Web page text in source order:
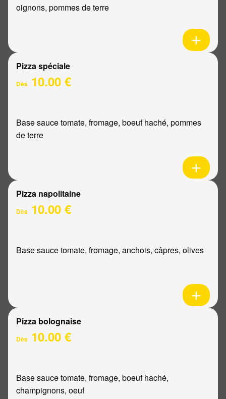
oignons, pommes de terre
Pizza spéciale
Dès 10.00 €
Base sauce tomate, fromage, boeuf haché, pommes
de terre
Pizza napolitaine
Dès 10.00 €
Base sauce tomate, fromage, anchois, câpres, olives
Pizza bolognaise
Dès 10.00 €
Base sauce tomate, fromage, boeuf haché,
champignons, oeuf